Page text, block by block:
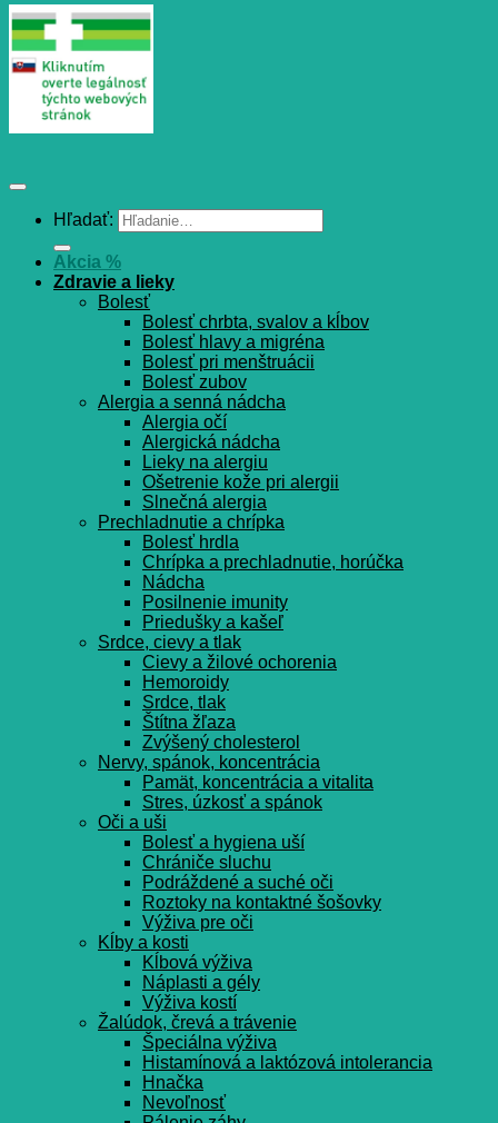
Hľadať:
Akcia %
Zdravie a lieky
Bolesť
Bolesť chrbta, svalov a kĺbov
Bolesť hlavy a migréna
Bolesť pri menštruácii
Bolesť zubov
Alergia a senná nádcha
Alergia očí
Alergická nádcha
Lieky na alergiu
Ošetrenie kože pri alergii
Slnečná alergia
Prechladnutie a chrípka
Bolesť hrdla
Chrípka a prechladnutie, horúčka
Nádcha
Posilnenie imunity
Priedušky a kašeľ
Srdce, cievy a tlak
Cievy a žilové ochorenia
Hemoroidy
Srdce, tlak
Štítna žľaza
Zvýšený cholesterol
Nervy, spánok, koncentrácia
Pamät, koncentrácia a vitalita
Stres, úzkosť a spánok
Oči a uši
Bolesť a hygiena uší
Chrániče sluchu
Podráždené a suché oči
Roztoky na kontaktné šošovky
Výživa pre oči
Kĺby a kosti
Kĺbová výživa
Náplasti a gély
Výživa kostí
Žalúdok, črevá a trávenie
Špeciálna výživa
Histamínová a laktózová intolerancia
Hnačka
Nevoľnosť